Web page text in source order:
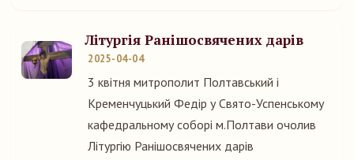
Літургія Ранішосвячених дарів
2025-04-04
3 квітня митрополит Полтавський і
Кременчуцький Федір у Свято-Успенському
кафедральному соборі м.Полтави очолив
Літургію Ранішосвячених дарів